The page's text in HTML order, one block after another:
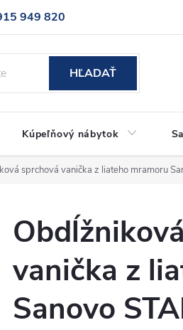
949 820
HĽADAŤ
Kúpeľňový nábytok
sprchová vanička z liateho mramoru
vanička z
Sanovo